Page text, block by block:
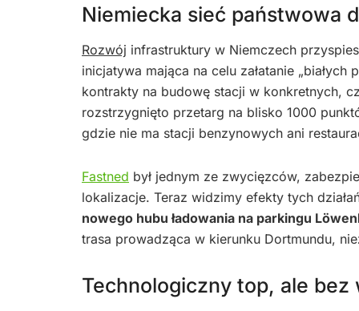
Niemiecka sieć państwowa
Rozwój infrastruktury w Niemczech
inicjatywa mająca na celu załatanie „białych
kontrakty na budowę stacji w konkretnych,
rozstrzygnięto przetarg na blisko 1000
gdzie nie ma stacji benzynowych ani
Fastned był jednym ze zwycięzców,
lokalizacje. Teraz widzimy efekty tych
nowego hubu ładowania na parkingu
trasa prowadząca w kierunku Dortmundu,
Technologiczny top, ale bez